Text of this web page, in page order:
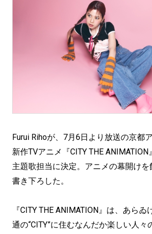
Furui Rihoが、7月6日より放送の京都
新作TVアニメ『CITY THE
主題歌担当に決定。アニメの幕開け
書き下ろした。
『CITY THE ANIMATION』は、あら
通の“CITY”に住むなんだか楽しい人